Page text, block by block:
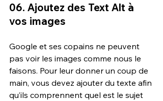
06. Ajoutez des Text Alt à
vos images
Google et ses copains ne peuvent
pas voir les images comme nous le
faisons. Pour leur donner un coup de
main, vous devez ajouter du texte afin
qu’ils comprennent quel est le sujet